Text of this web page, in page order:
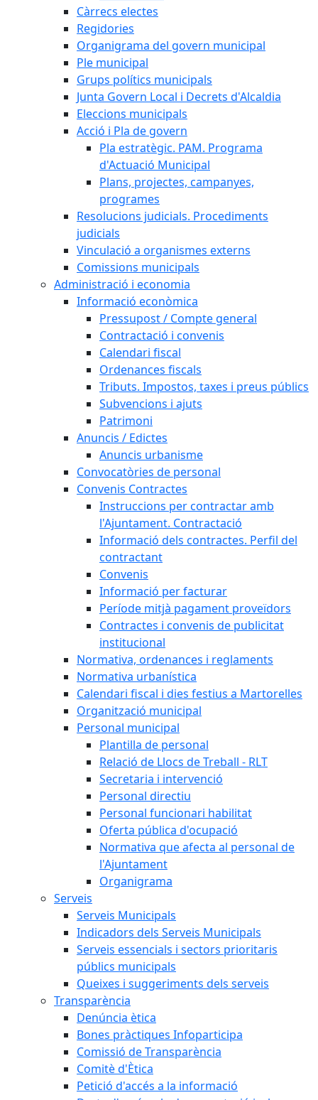
Càrrecs electes
Regidories
Organigrama del govern municipal
Ple municipal
Grups polítics municipals
Junta Govern Local i Decrets d'Alcaldia
Eleccions municipals
Acció i Pla de govern
Pla estratègic. PAM. Programa
d'Actuació Municipal
Plans, projectes, campanyes,
programes
Resolucions judicials. Procediments
judicials
Vinculació a organismes externs
Comissions municipals
Administració i economia
Informació econòmica
Pressupost / Compte general
Contractació i convenis
Calendari fiscal
Ordenances fiscals
Tributs. Impostos, taxes i preus públics
Subvencions i ajuts
Patrimoni
Anuncis / Edictes
Anuncis urbanisme
Convocatòries de personal
Convenis Contractes
Instruccions per contractar amb
l'Ajuntament. Contractació
Informació dels contractes. Perfil del
contractant
Convenis
Informació per facturar
Període mitjà pagament proveïdors
Contractes i convenis de publicitat
institucional
Normativa, ordenances i reglaments
Normativa urbanística
Calendari fiscal i dies festius a Martorelles
Organització municipal
Personal municipal
Plantilla de personal
Relació de Llocs de Treball - RLT
Secretaria i intervenció
Personal directiu
Personal funcionari habilitat
Oferta pública d'ocupació
Normativa que afecta al personal de
l'Ajuntament
Organigrama
Serveis
Serveis Municipals
Indicadors dels Serveis Municipals
Serveis essencials i sectors prioritaris
públics municipals
Queixes i suggeriments dels serveis
Transparència
Denúncia ètica
Bones pràctiques Infoparticipa
Comissió de Transparència
Comitè d'Ètica
Petició d'accés a la informació